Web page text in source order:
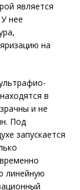
является
нее
на
в
и не
Под
запускается
линейную